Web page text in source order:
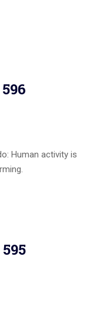
Human activity is